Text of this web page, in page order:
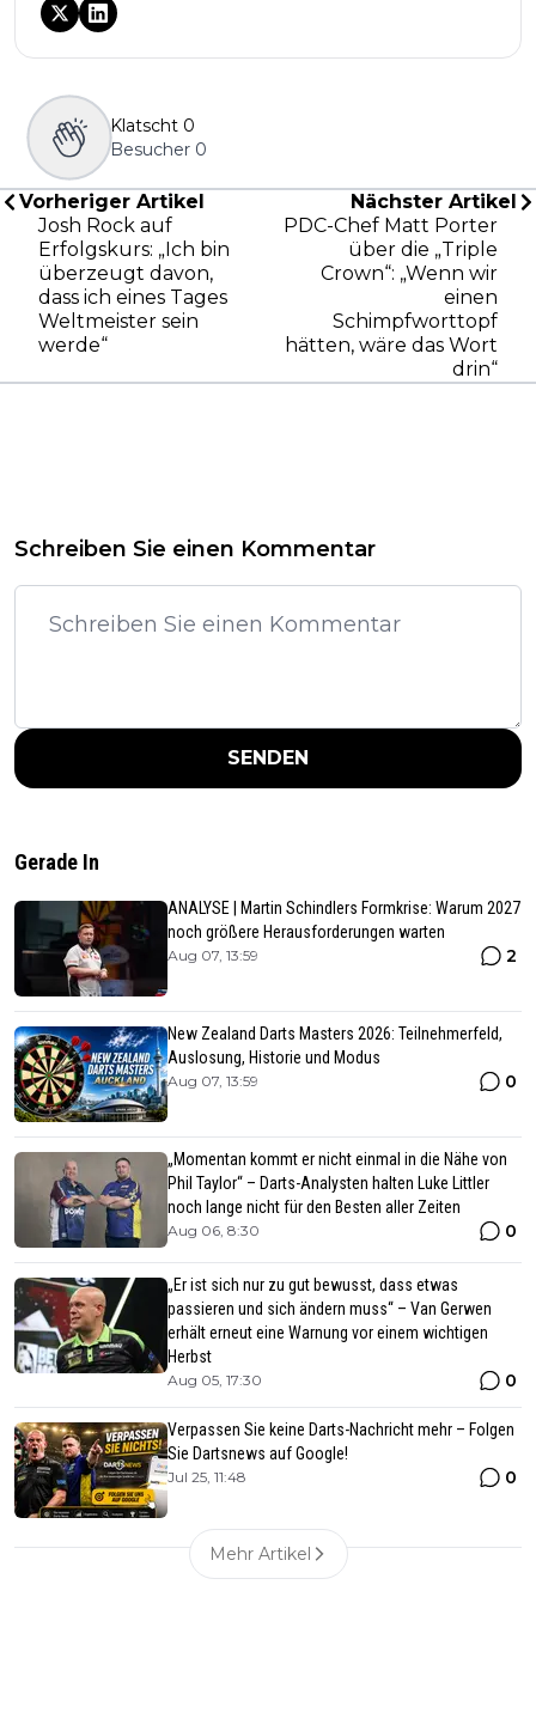
Klatscht 0
Besucher 0
Vorheriger Artikel
Josh Rock auf
Erfolgskurs: „Ich bin
überzeugt davon,
dass ich eines Tages
Weltmeister sein
werde“
Nächster Artikel
PDC-Chef Matt Porter
über die „Triple
Crown“: „Wenn wir
einen
Schimpfworttopf
hätten, wäre das Wort
drin“
Schreiben Sie einen Kommentar
SENDEN
Gerade In
ANALYSE | Martin Schindlers Formkrise: Warum 2027
noch größere Herausforderungen warten
Aug 07, 13:59 2
New Zealand Darts Masters 2026: Teilnehmerfeld,
Auslosung, Historie und Modus
Aug 07, 13:59 0
„Momentan kommt er nicht einmal in die Nähe von
Phil Taylor“ – Darts-Analysten halten Luke Littler
noch lange nicht für den Besten aller Zeiten
Aug 06, 8:30 0
„Er ist sich nur zu gut bewusst, dass etwas
passieren und sich ändern muss“ – Van Gerwen
erhält erneut eine Warnung vor einem wichtigen
Herbst
Aug 05, 17:30 0
Verpassen Sie keine Darts-Nachricht mehr – Folgen
Sie Dartsnews auf Google!
Jul 25, 11:48 0
Mehr Artikel